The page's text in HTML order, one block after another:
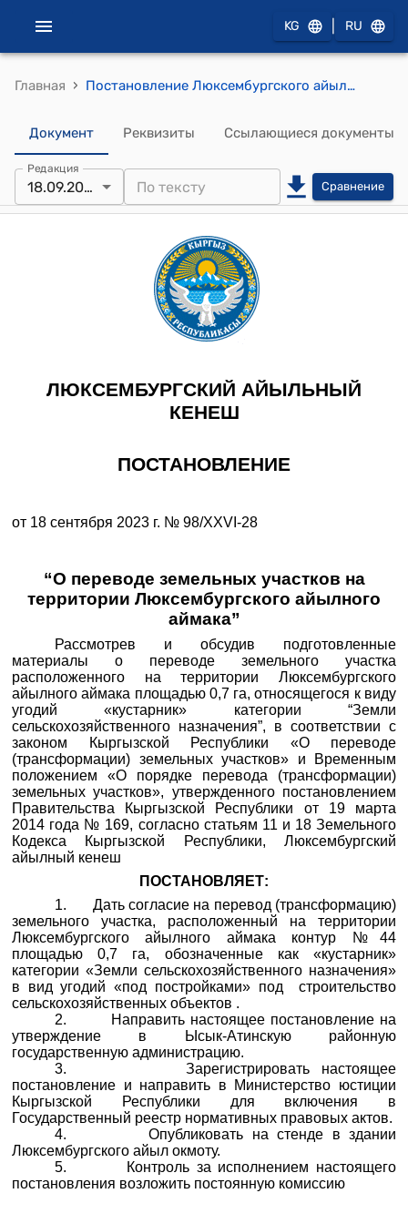
KG RU
Главная › Постановление Люксембургского айылного кенеша от 18 сентября 2023 г. № 98/XXVI-28 “О переводе земельных участков на территории Люксембургского айылного аймака”
Документ Реквизиты Ссылающиеся документы
Редакция
18.09.2023 Сравнение